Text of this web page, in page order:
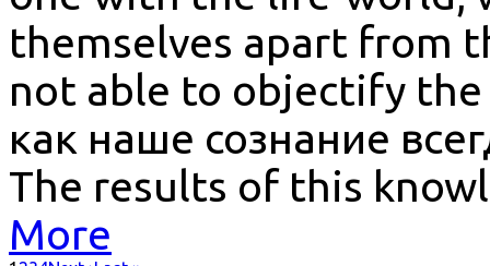
themselves apart from
not able to objectify the
как наше сознание
The results of this
More